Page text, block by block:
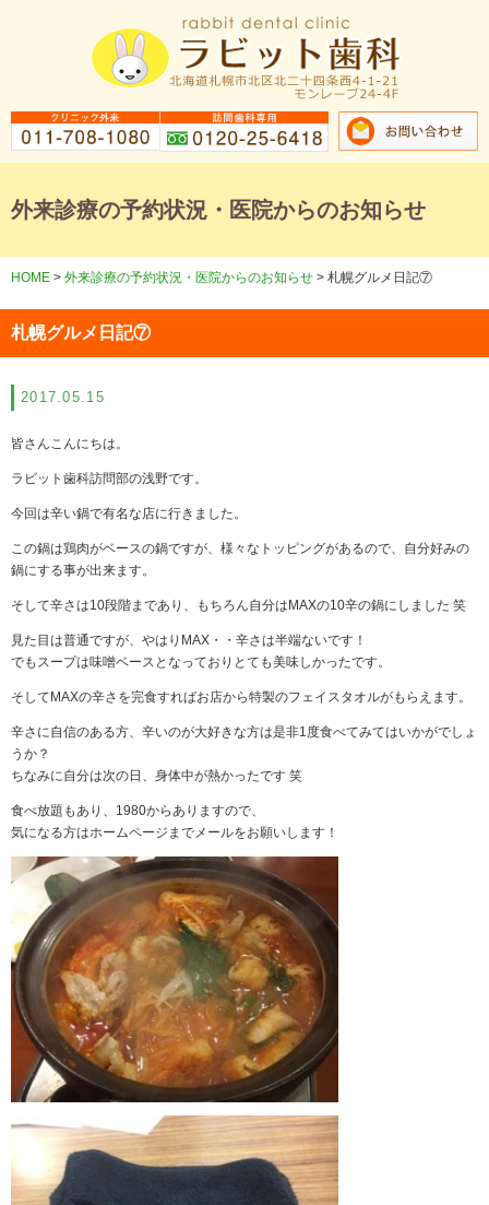
外来診療の予約状況・医院からのお知らせ
HOME > 外来診療の予約状況・医院からのお知らせ > 札幌グルメ日記⑦
札幌グルメ日記⑦
2017.05.15
皆さんこんにちは。
ラビット歯科訪問部の浅野です。
今回は辛い鍋で有名な店に行きました。
この鍋は鶏肉がベースの鍋ですが、様々なトッピングがあるので、自分好みの
鍋にする事が出来ます。
そして辛さは10段階まであり、もちろん自分はMAXの10辛の鍋にしました 笑
見た目は普通ですが、やはりMAX・・辛さは半端ないです！
でもスープは味噌ベースとなっておりとても美味しかったです。
そしてMAXの辛さを完食すればお店から特製のフェイスタオルがもらえます。
辛さに自信のある方、辛いのが大好きな方は是非1度食べてみてはいかがでしょ
うか？
ちなみに自分は次の日、身体中が熱かったです 笑
食べ放題もあり、1980からありますので、
気になる方はホームページまでメールをお願いします！